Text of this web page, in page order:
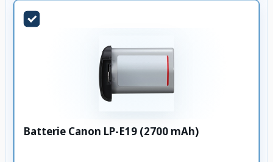
Batterie Canon LP-E19 (2700 mAh)